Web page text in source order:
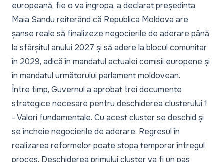
europeană, fie o va îngropa, a declaratpreședinta
Maia Sandu reiterând că Republica Moldova are
șanse reale să finalizeze negocierile de aderare până
la sfârșitul anului 2027 și să adere la blocul comunitar
în 2029, adică în mandatul actualei comisii europene și
în mandatul următorului parlament moldovean.
Între timp, Guvernul a aprobat trei documente
strategice necesare pentru deschiderea clusterului 1
- Valori fundamentale. Cu acest cluster se deschid și
se încheie negocierile de aderare. Regresul în
realizarea reformelor poate stopa temporar întregul
proces. Deschiderea primului cluster va fi un pas